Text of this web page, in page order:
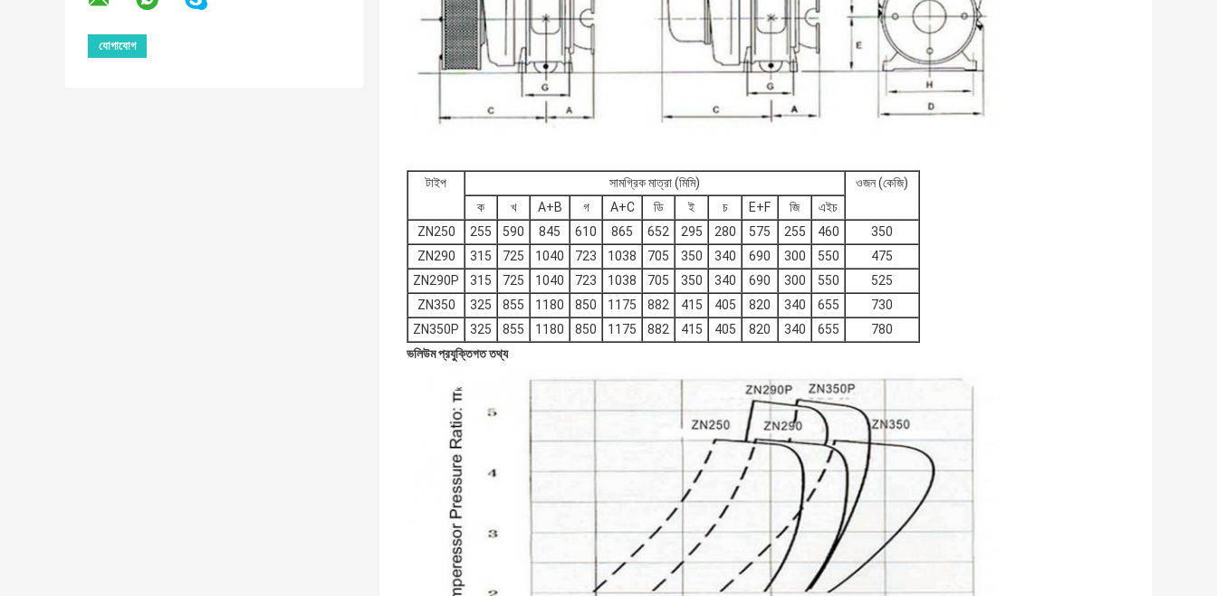
টাইপ সামগ্রিক মাত্রা (মিমি)
ওজন (কেজি)
ক
খ A+B গ A+C ডি ই চ E+F জি
এইচ
ZN250
255 590 845 610 865 652 295 280 575 255 460
350
ZN290
315 725 1040 723 1038 705 350 340 690 300 550
475
ZN290P
315 725 1040 723 1038 705 350 340 690 300 550
525
ZN350
325 855 1180 850 1175 882 415 405 820 340 655
730
ZN350P
325 855 1180 850 1175 882 415 405 820 340 655
780
ভলিউম প্রযুক্তিগত তথ্য